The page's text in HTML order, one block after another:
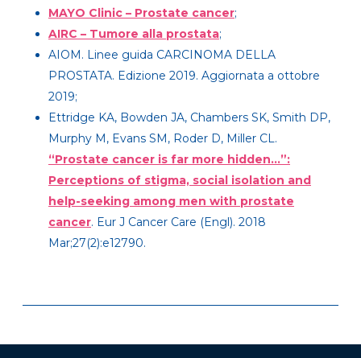
MAYO Clinic – Prostate cancer;
AIRC – Tumore alla prostata;
AIOM. Linee guida CARCINOMA DELLA
PROSTATA. Edizione 2019. Aggiornata a ottobre
2019;
Ettridge KA, Bowden JA, Chambers SK, Smith DP,
Murphy M, Evans SM, Roder D, Miller CL.
“Prostate cancer is far more hidden…”:
Perceptions of stigma, social isolation and
help-seeking among men with prostate
cancer. Eur J Cancer Care (Engl). 2018
Mar;27(2):e12790.